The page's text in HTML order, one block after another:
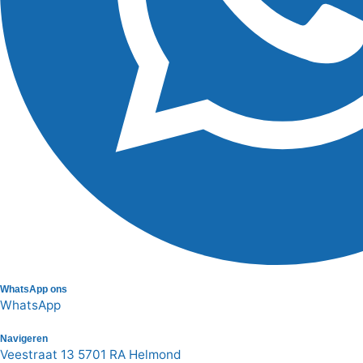
WhatsApp ons
WhatsApp
Navigeren
Veestraat 13 5701 RA Helmond